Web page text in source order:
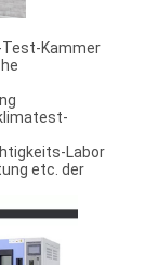
Kammer
Labor
etc. der